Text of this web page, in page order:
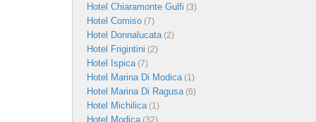
Hotel Chiaramonte Gulfi (3)
Hotel Comiso (7)
Hotel Donnalucata(2)
Hotel Frigintini (2)
Hotel Ispica(7)
Hotel Marina Di Modica(1)
Hotel Marina Di Ragusa(6)
Hotel Michilica(1)
Hotel Modica(32)